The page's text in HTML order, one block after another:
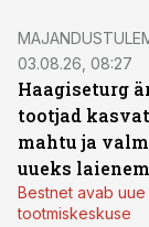
03.08.26, 08:27
Haagiseturg
tootjad
mahtu ja
uueks
Bestnet avab uue
tootmiskeskuse